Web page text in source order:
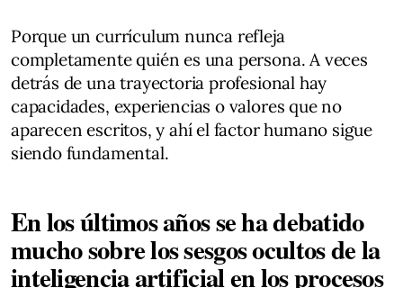
Porque un currículum nunca refleja
completamente quién es una persona. A veces
detrás de una trayectoria profesional hay
capacidades, experiencias o valores que no
aparecen escritos, y ahí el factor humano sigue
siendo fundamental.
En los últimos años se ha debatido
mucho sobre los sesgos ocultos de la
inteligencia artificial en los procesos